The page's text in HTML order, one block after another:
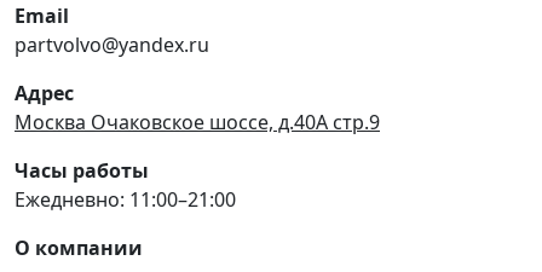
Email
partvolvo@yandex.ru
Адрес
Москва Очаковское шоссе, д.40А стр.9
Часы работы
Ежедневно: 11:00–21:00
О компании